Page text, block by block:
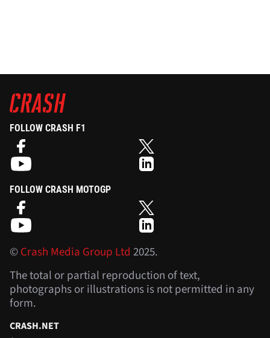
FOLLOW CRASH F1
FOLLOW CRASH MOTOGP
©Crash Media Group Ltd 2025.
The total or partial reproduction of text,
photographs or illustrations is not permitted in any
form.
CRASH.NET